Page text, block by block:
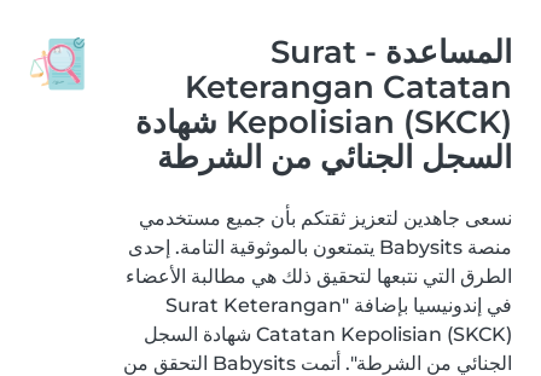
المساعدة - Surat
Keterangan Catatan
Kepolisian (SKCK) شهادة
السجل الجنائي من الشرطة
نسعى جاهدين لتعزيز ثقتكم بأن جميع مستخدمي
منصة Babysits يتمتعون بالموثوقية التامة. إحدى
الطرق التي نتبعها لتحقيق ذلك هي مطالبة الأعضاء
في إندونيسيا بإضافة "Surat Keterangan
Catatan Kepolisian (SKCK) شهادة السجل
الجنائي من الشرطة". أتمت Babysits التحقق من